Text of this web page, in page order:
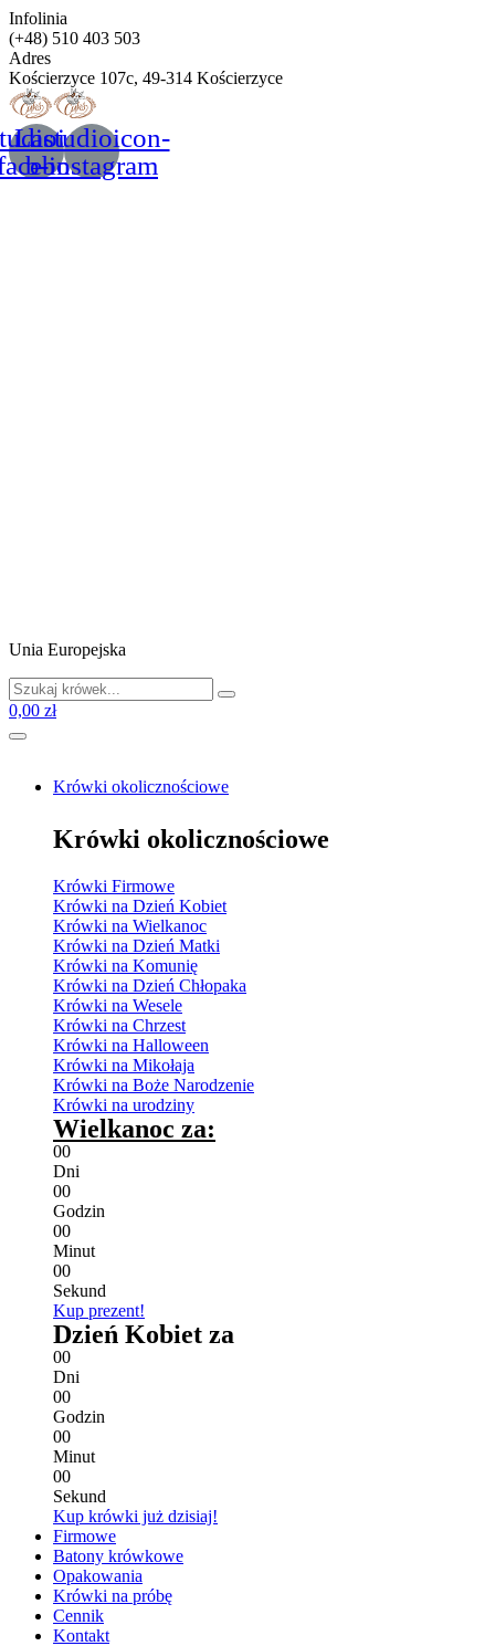
Infolinia
(+48) 510 403 503
Adres
Kościerzyce 107c, 49-314 Kościerzyce
Lastudioicon-
b-instagram
Unia Europejska
0,00 zł
Krówki okolicznościowe
Krówki okolicznościowe
Krówki Firmowe
Krówki na Dzień Kobiet
Krówki na Wielkanoc
Krówki na Dzień Matki
Krówki na Komunię
Krówki na Dzień Chłopaka
Krówki na Wesele
Krówki na Chrzest
Krówki na Halloween
Krówki na Mikołaja
Krówki na Boże Narodzenie
Krówki na urodziny
Wielkanoc za:
00
Dni
00
Godzin
00
Minut
00
Sekund
Kup prezent!
Dzień Kobiet za
00
Dni
00
Godzin
00
Minut
00
Sekund
Kup krówki już dzisiaj!
Firmowe
Batony krówkowe
Opakowania
Krówki na próbę
Cennik
Kontakt